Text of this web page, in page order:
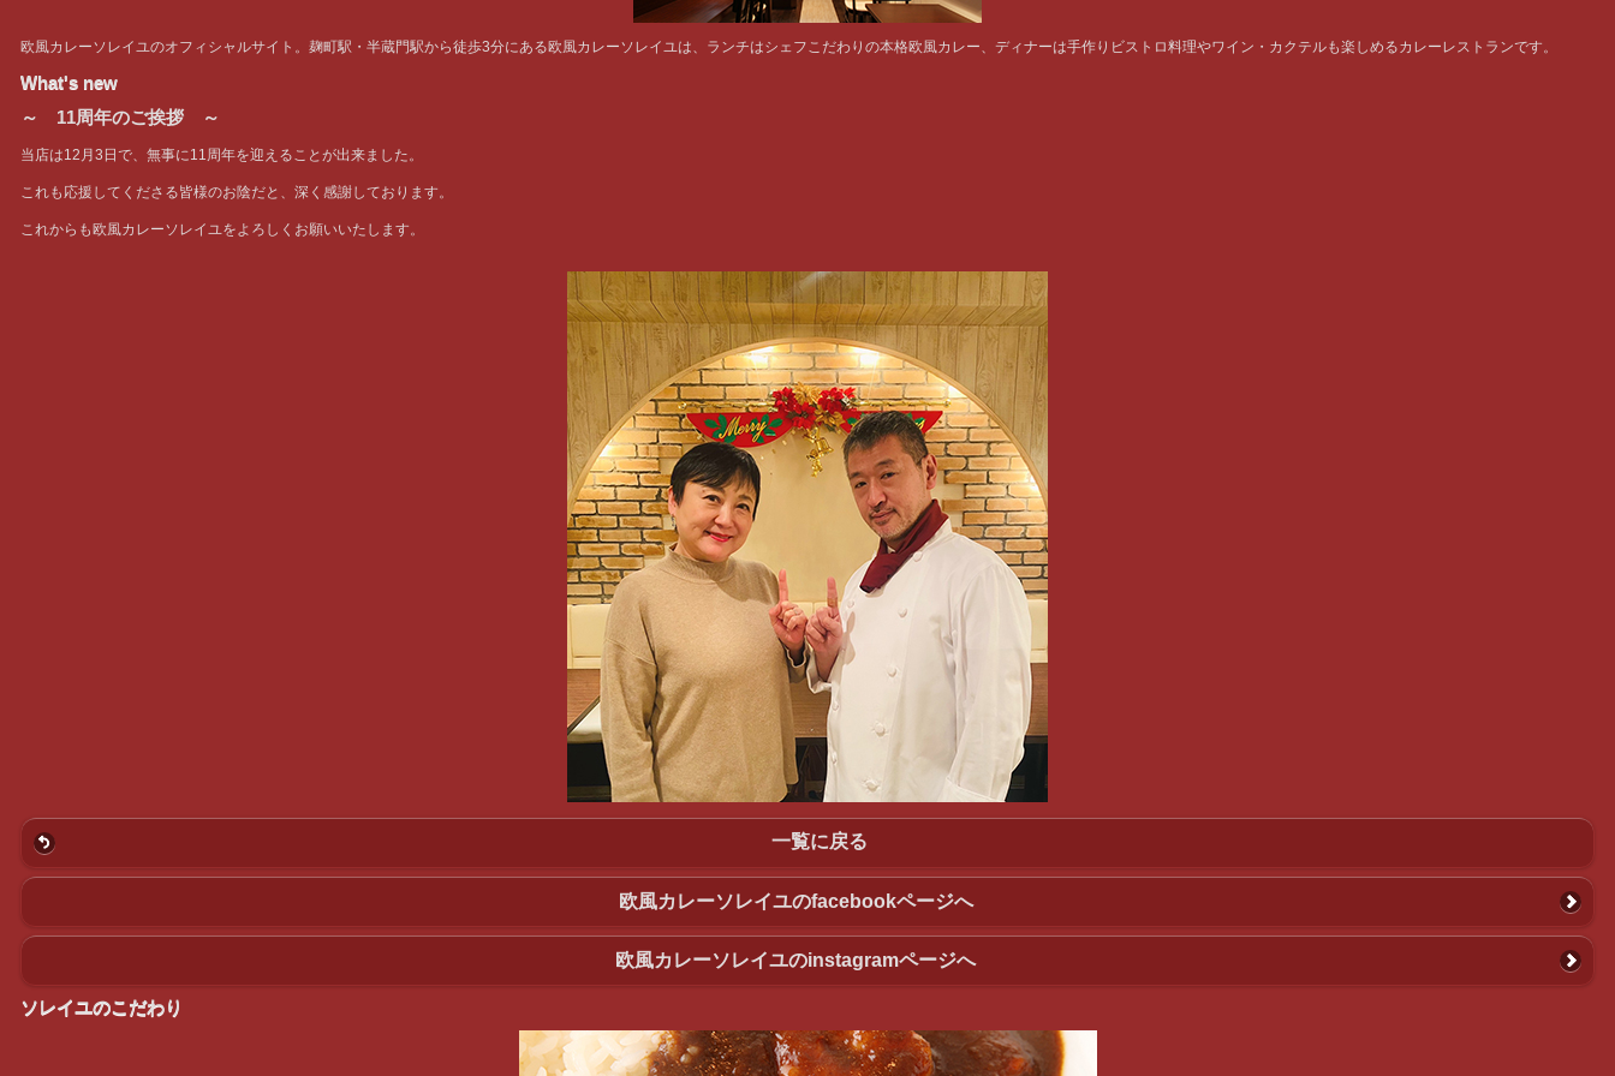
欧風カレーソレイユのオフィシャルサイト。麹町駅・半蔵門駅から徒歩3分にある欧風カレーソレイユは、ランチはシェフこだわりの本格欧風カレー、ディナーは手作りビストロ料理やワイン・カクテルも楽しめるカレーレストランです。
What's new
～ 11周年のご挨拶 ～
当店は12月3日で、無事に11周年を迎えることが出来ました。
これも応援してくださる皆様のお陰だと、深く感謝しております。
これからも欧風カレーソレイユをよろしくお願いいたします。
一覧に戻る
欧風カレーソレイユのfacebookページへ
欧風カレーソレイユのinstagramページへ
ソレイユのこだわり